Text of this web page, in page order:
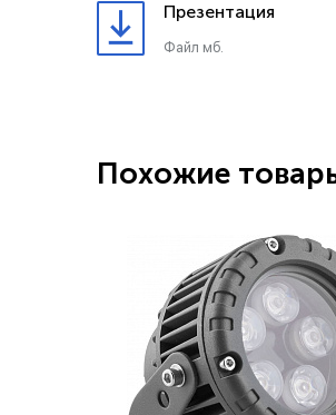
Презентация
Файл мб.
Похожие